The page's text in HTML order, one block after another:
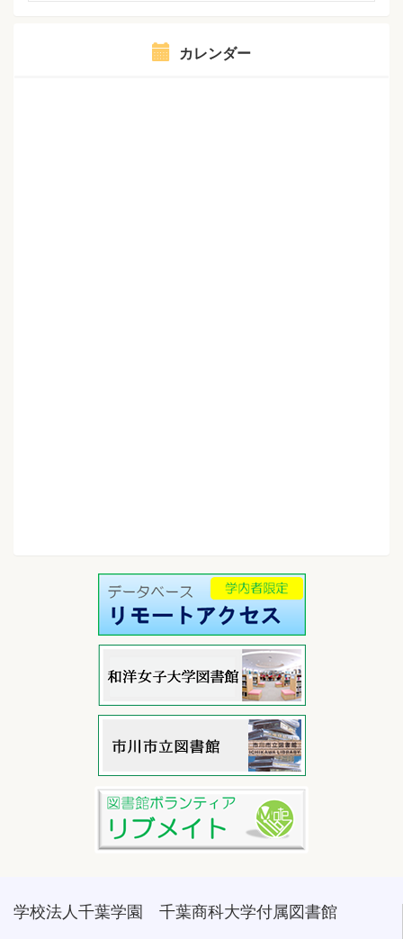
カレンダー
学校法人千葉学園 千葉商科大学付属図書館